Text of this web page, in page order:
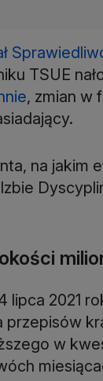
TSUE
, zmian w
na jakim
lipca 2021
w